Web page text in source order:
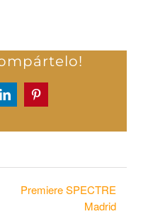
LinkedInPinterest
Premiere SPECTRE
Madrid